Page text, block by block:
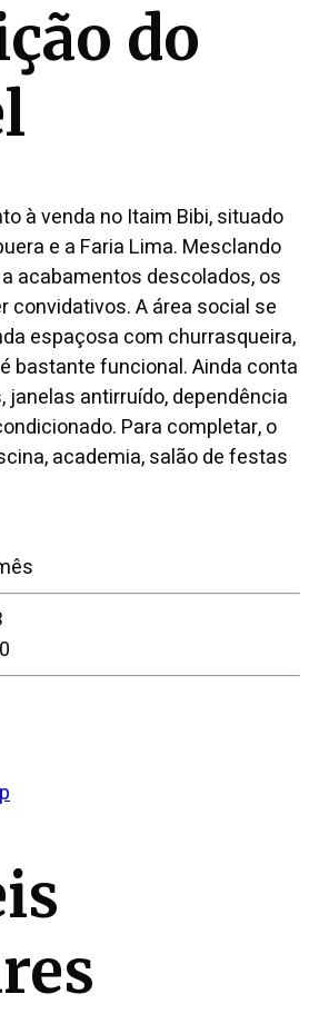
do
à venda no Itaim Bibi, situado
e a Faria Lima. Mesclando
acabamentos descolados, os
convidativos. A área social se
espaçosa com churrasqueira,
bastante funcional. Ainda conta
antirruído, dependência
Para completar, o
academia, salão de festas